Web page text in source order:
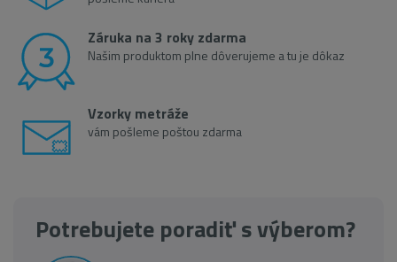
Záruka na 3 roky zdarma
Našim produktom plne dôverujeme a tu je dôkaz
Vzorky metráže
vám pošleme poštou zdarma
Potrebujete poradiť s výberom?